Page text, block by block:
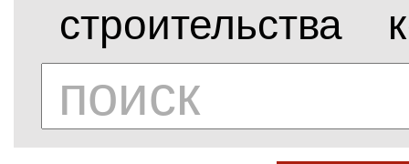
строительства